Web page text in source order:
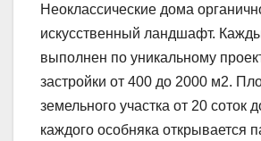
Неоклассические дома
искусственный ландшафт.
выполнен по уникальному
застройки от 400 до 2000 м2.
земельного участка от 20 соток
каждого особняка открывается